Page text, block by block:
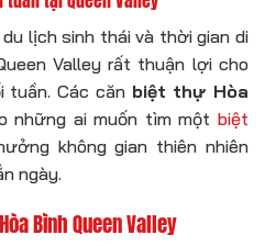
lịch sinh thái và thời gian di
Valley rất thuận lợi cho
tuần. Các căn biệt thự Hòa
những ai muốn tìm một biệt
không gian thiên nhiên
ngày.
Bình Queen Valley